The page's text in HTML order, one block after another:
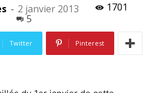
- 2 janvier 2013
1701
5
Twitter Pinterest